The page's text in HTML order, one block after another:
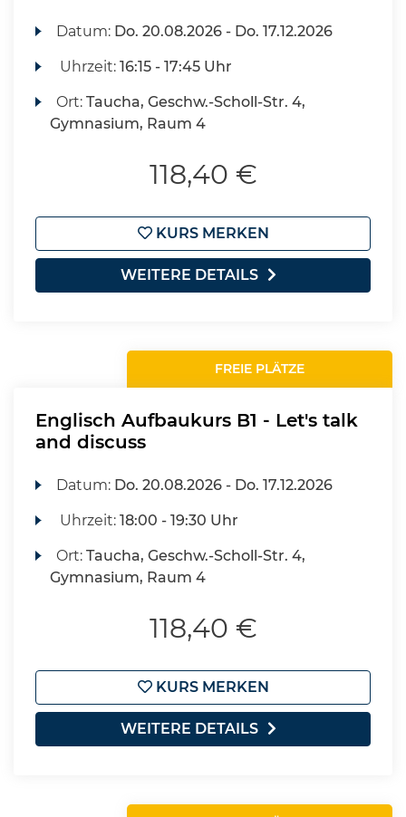
Datum: Do. 20.08.2026 - Do. 17.12.2026
Uhrzeit:16:15 - 17:45 Uhr
Ort:Taucha, Geschw.-Scholl-Str. 4,
Gymnasium, Raum 4
118,40 €
KURS MERKEN
WEITERE DETAILS
FREIE PLÄTZE
Englisch Aufbaukurs B1 - Let's talk
and discuss
Datum: Do. 20.08.2026 - Do. 17.12.2026
Uhrzeit:18:00 - 19:30 Uhr
Ort:Taucha, Geschw.-Scholl-Str. 4,
Gymnasium, Raum 4
118,40 €
KURS MERKEN
WEITERE DETAILS